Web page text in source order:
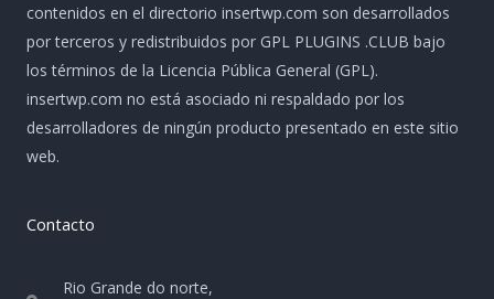
contenidos en el directorio insertwp.com son desarrollados
por terceros y redistribuidos por GPL PLUGINS .CLUB bajo
los términos de la Licencia Pública General (GPL).
insertwp.com no está asociado ni respaldado por los
desarrolladores de ningún producto presentado en este sitio
web.
Contacto
Rio Grande do norte,